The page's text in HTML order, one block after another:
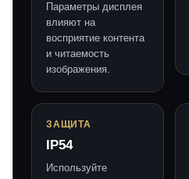
Параметры дисплея
влияют на
восприятие контента
и читаемость
изображения.
ЗАЩИТА
IP54
Используйте